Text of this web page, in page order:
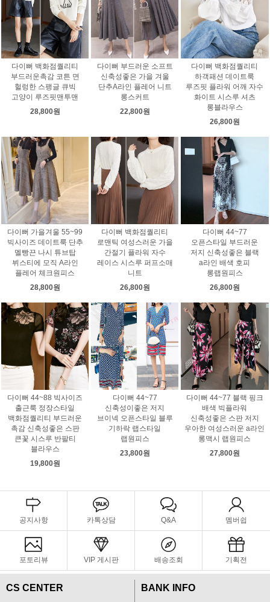
다이뻐 백화점퀄리티
부드러운촉감 코튼 면
헐렁한 스팽글 큐빅
고양이 루즈핏맨투맨
28,800원
다이뻐 부드러운 소프트
신축성좋은 가을 겨울
단추A라인 플레어 니트
롱스커트
22,800원
다이뻐 백화점퀄리티
하객패션 데이트룩
루즈핏 플라워 어깨 자수
화이트 시스루 셔츠
롱블라우스
26,800원
다이뻐 가을겨울 55~99
빅사이즈 데이트룩 단추
멜빵끈 나시 튜브탑
뷔스티에 모직 A라인
플레어 체크원피스
28,800원
다이뻐 백화점퀄리티
로맨틱 여성스러운 가을
간절기 플라워 자수
레이스 시스루 퍼프소매
니트
26,800원
다이뻐 44~77
오픈스타일 부드러운
저지 신축성좋은 블랙
a라인 배색 호피
롱랩원피스
26,800원
다이뻐 44~88 빅사이즈
출근룩 정장스타일
백화점퀄리티 부드러운
촉감 신축성좋은 스판
큰꽃 시스루 반팔티
블라우스
19,800원
다이뻐 44~77
신축성이좋은 저지
브이넥 오픈스타일 블루
기하락 랩스타일
랩원피스
23,800원
다이뻐 44~77 블랙 핑크
배색 빅플라워
신축성좋은 스판 저지
우아한 여성스러운 a라인
롱맥시 랩원피스
27,800원
공지사항 카톡상담 Q&A 멤버쉽
포토리뷰 VIP 게시판 배송조회 기획전
CS CENTER BANK INFO